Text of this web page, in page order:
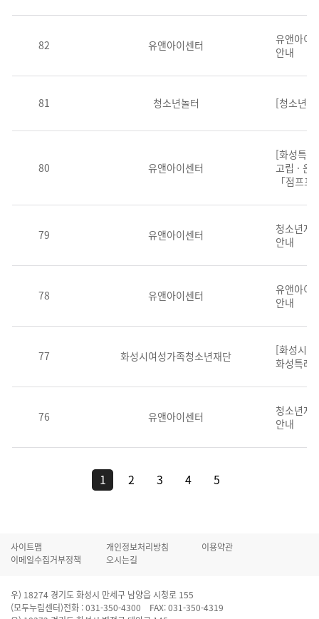
82 유앤아이센터
유앤아이
안내
81 청소년놀터 [청소년
80 유앤아이센터
[화성특
고립 · 은
「점프
79 유앤아이센터
청소년자
안내
78 유앤아이센터
유앤아이
안내
77 화성시여성가족청소년재단
[화성시
화성특례
76 유앤아이센터
청소년자
안내
1 2 3 4 5
사이트맵 개인정보처리방침
이용약관
이메일수집거부정책
오시는길
우) 18274 경기도 화성시 만세구 남양읍 시청로 155
(모두누림센터)전화 : 031-350-4300 FAX: 031-350-4319